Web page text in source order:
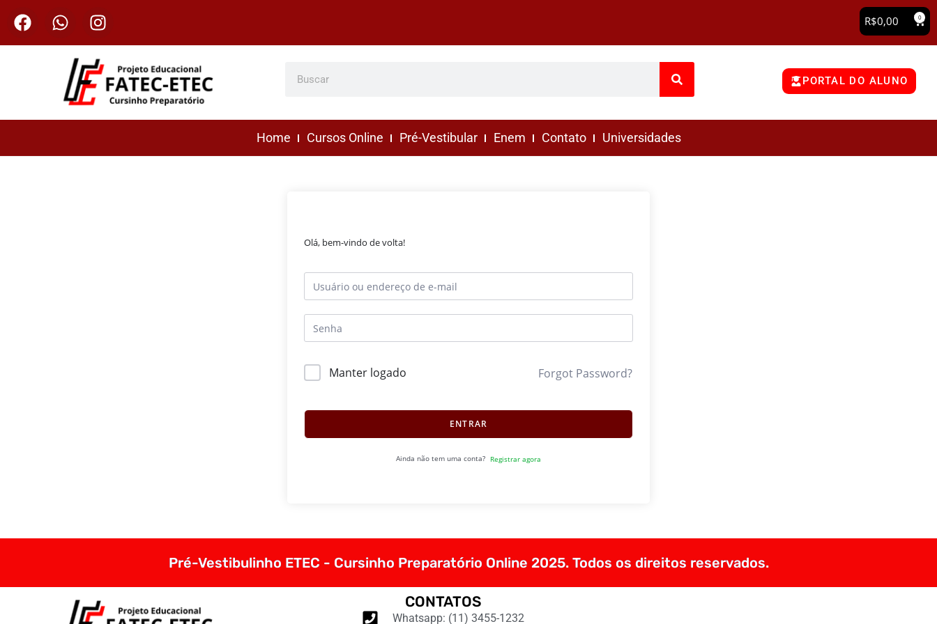
R$0,00 0
PORTAL DO ALUNO
Home Cursos Online Pré-Vestibular Enem Contato Universidades
Olá, bem-vindo de volta!
Manter logado Forgot Password?
ENTRAR
Ainda não tem uma conta? Registrar agora
Pré-Vestibulinho ETEC - Cursinho Preparatório Online 2025. Todos os direitos reservados.
CONTATOS
Whatsapp: (11) 3455-1232